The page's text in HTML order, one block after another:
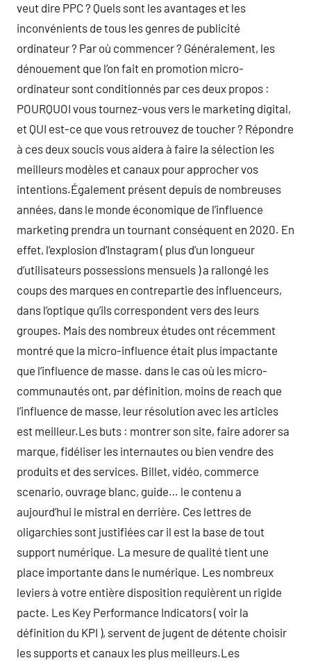
veut dire PPC ? Quels sont les avantages et les
inconvénients de tous les genres de publicité
ordinateur ? Par où commencer ? Généralement, les
dénouement que l’on fait en promotion micro-
ordinateur sont conditionnés par ces deux propos :
POURQUOI vous tournez-vous vers le marketing digital,
et QUI est-ce que vous retrouvez de toucher ? Répondre
à ces deux soucis vous aidera à faire la sélection les
meilleurs modèles et canaux pour approcher vos
intentions.Également présent depuis de nombreuses
années, dans le monde économique de l’influence
marketing prendra un tournant conséquent en 2020. En
effet, l’explosion d’Instagram ( plus d’un longueur
d’utilisateurs possessions mensuels ) a rallongé les
coups des marques en contrepartie des influenceurs,
dans l’optique qu’ils correspondent vers des leurs
groupes. Mais des nombreux études ont récemment
montré que la micro-influence était plus impactante
que l’influence de masse. dans le cas où les micro-
communautés ont, par définition, moins de reach que
l’influence de masse, leur résolution avec les articles
est meilleur.Les buts : montrer son site, faire adorer sa
marque, fidéliser les internautes ou bien vendre des
produits et des services. Billet, vidéo, commerce
scenario, ouvrage blanc, guide… le contenu a
aujourd’hui le mistral en derrière. Ces lettres de
oligarchies sont justifiées car il est la base de tout
support numérique. La mesure de qualité tient une
place importante dans le numérique. Les nombreux
leviers à votre entière disposition requièrent un rigide
pacte. Les Key Performance Indicators ( voir la
définition du KPI ), servent de jugent de détente choisir
les supports et canaux les plus meilleurs.Les